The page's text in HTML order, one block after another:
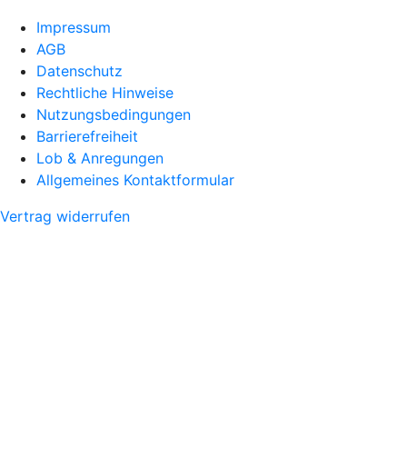
Impressum
AGB
Datenschutz
Rechtliche Hinweise
Nutzungsbedingungen
Barrierefreiheit
Lob & Anregungen
Allgemeines Kontaktformular
Vertrag widerrufen